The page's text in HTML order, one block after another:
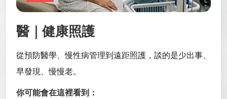
醫｜健康照護
從預防醫學、慢性病管理到遠距照護，談的是少出事、
早發現、慢慢老。
你可能會在這裡看到：